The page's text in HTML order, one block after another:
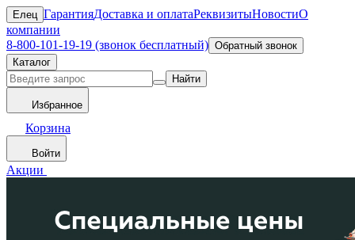
Елец ГарантияДоставка и оплатаРеквизитыНовостиО
компании
8-800-101-19-19 (звонок бесплатный) Обратный звонок
Каталог
Найти
Избранное
Корзина
Войти
Акции